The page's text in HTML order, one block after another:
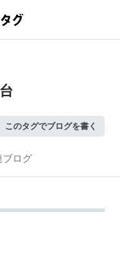
このタグでブログを書く
ブログ